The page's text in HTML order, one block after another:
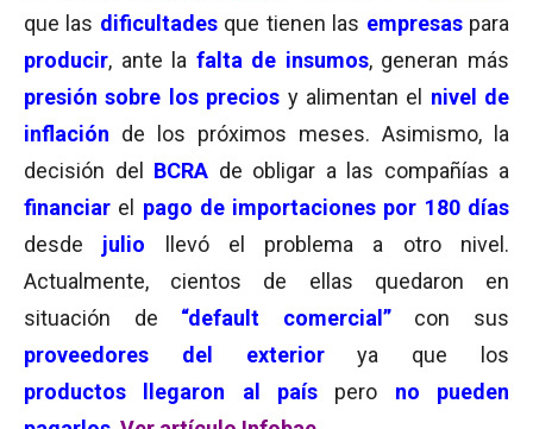
que las dificultadesque tienen las empresaspara
producir, ante la falta de insumos, generan más
presión sobre los precios y alimentan el nivel de
inflación de los próximos meses. Asimismo, la
decisión del BCRA de obligar a las compañías a
financiar el
pago de importaciones por 180 días
desde julio llevó el problema a otro nivel.
Actualmente, cientos de ellas quedaron en
situación de “default comercial”
con sus
proveedores del exteriorya que los
productos
llegaron al país pero no pueden